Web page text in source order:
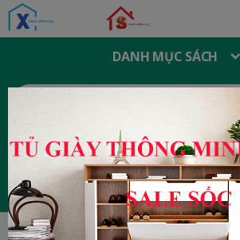
DANH MỤC SÁCH
T
M
I
:
Đăng ký